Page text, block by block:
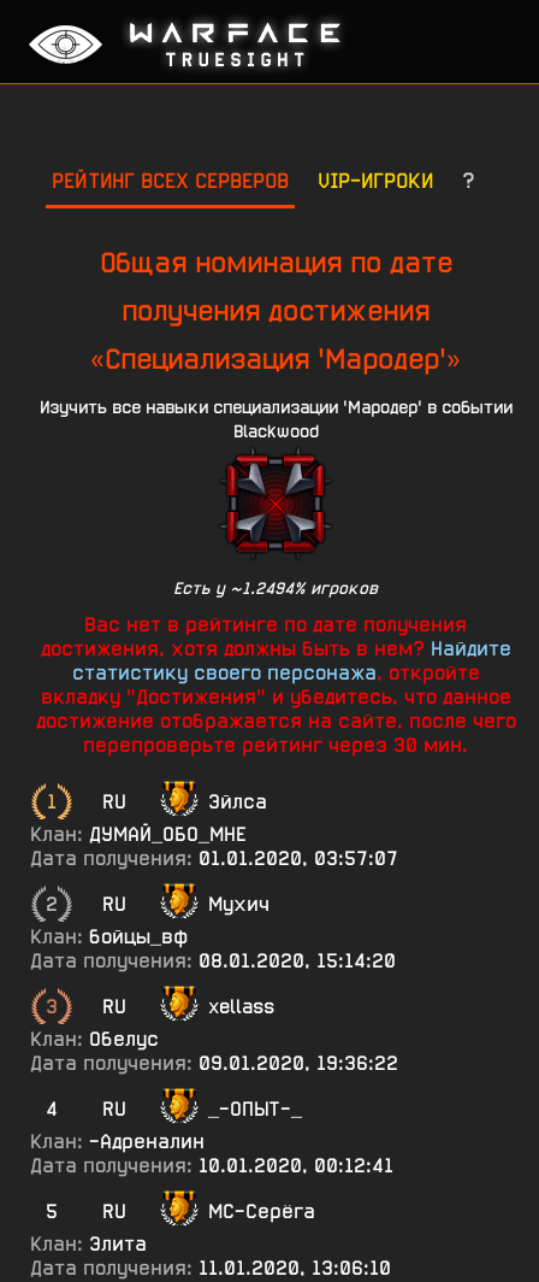
РЕЙТИНГ ВСЕХ СЕРВЕРОВ VIP-ИГРОКИ ?
Общая номинация по дате
получения достижения
«Специализация 'Мародер'»
Изучить все навыки специализации 'Мародер' в событии
Blackwood
Есть у ~1.2494% игроков
Вас нет в рейтинге по дате получения
достижения, хотя должны быть в нем? Найдите
статистику своего персонажа, откройте
вкладку "Достижения" и убедитесь, что данное
достижение отображается на сайте, после чего
перепроверьте рейтинг через 30 мин.
1 RU
Эйлса
Клан: ДУМАЙ_ОБО_МНЕ
Дата получения: 01.01.2020, 03:57:07
2
RU
Мухич
Клан: бойцы_вф
Дата получения: 08.01.2020, 15:14:20
3
RU
xellass
Клан: Обелус
Дата получения: 09.01.2020, 19:36:22
4
RU
_-ОПЫТ-_
Клан: -Адреналин
Дата получения: 10.01.2020, 00:12:41
5
RU
МС-Серёга
Клан: Элита
Дата получения: 11.01.2020, 13:06:10